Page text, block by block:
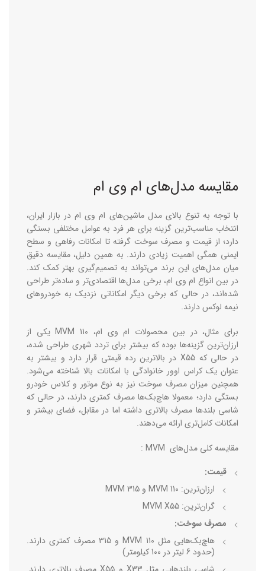
مقایسه مدل‌های ام وی ام
با توجه به تنوع بالای مدل‌ ماشین‌های ام وی ام در بازار ایران،
انتخاب مناسب‌ترین گزینه برای هر فرد به عوامل مختلفی بستگی
دارد؛ از قیمت و مصرف سوخت گرفته تا امکانات رفاهی و سطح
ایمنی همگی اهمیت زیادی دارند. به همین دلیل، مقایسه‌ دقیق
میان مدل‌های این برند می‌تواند به تصمیم‌گیری بهتر کمک کند.
در بین انواع ام وی ام، برخی مدل‌ها اقتصادی‌تر و ساده‌تر طراحی
شده‌اند، در حالی که برخی دیگر امکاناتی نزدیک به خودروهای
نیمه ‌لوکس دارند.
برای مثال، در بین محصولات ام وی ام، MVM 110 یکی از
ارزان‌ترین گزینه‌ها بوده که بیشتر برای تردد شهری طراحی شده،
در حالی که X55 در بالاترین رده قیمتی قرار دارد و بیشتر به
عنوان یک کراس ‌اوور خانوادگی با امکانات بالا شناخته می‌شود.
همچنین میزان مصرف سوخت نیز به نوع موتور و کلاس خودرو
بستگی دارد؛ معمولا هاچ‌بک‌ها مصرف کمتری دارند، در حالی که
شاسی ‌بلندها مصرف بالاتری داشته اما در مقابل، فضای بیشتر و
امکانات کامل‌تری ارائه می‌دهند.
مقایسه کلی مدل‌های MVM :
قیمت:
ارزان‌ترین: MVM 110 و MVM 315
گران‌ترین: MVM X55
مصرف سوخت:
هاچ‌بک‌هایی مثل MVM 110 و 315 مصرف کمتری دارند.
(حدود 6 لیتر در 100 کیلومتر)